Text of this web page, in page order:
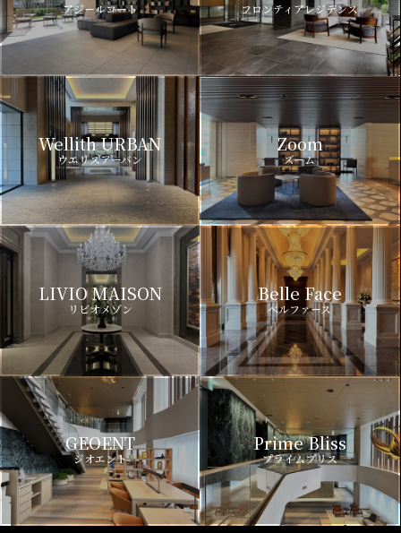
アジールコート フロンティアレジデンス
Wellith URBAN
ウエリスアーバン
Zoom
ズーム
LIVIO MAISON
リビオメゾン
Belle Face
ベルファース
GEOENT
ジオエント
Prime Bliss
プライムブリス